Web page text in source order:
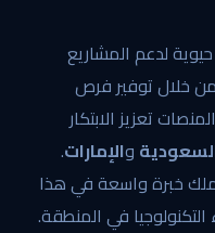
لدعم المشاريع
من خلال توفير فرص
تعزيز الابتكار
والإمارات.
خبرة واسعة في هذا
التكنولوجيا في المنطقة.